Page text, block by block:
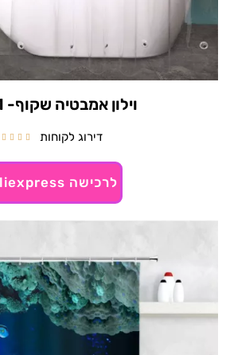
וילון אמבטיה שקוף- 41 ₪~
דירוג לקוחות 



לרכישה aliexpress